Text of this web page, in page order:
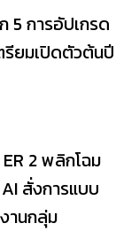
5 การอัปเกรด
รียมเปิดตัวต้นปี
2 พลิกโฉม
สั่งการแบบ
านกลุ่ม